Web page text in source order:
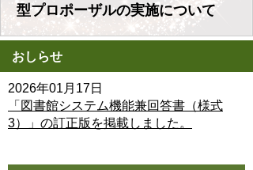
型プロポーザルの実施について
おしらせ
2026年01月17日
「図書館システム機能兼回答書（様式
3）」の訂正版を掲載しました。